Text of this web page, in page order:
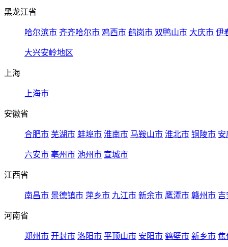
黑龙江省
哈尔滨市 齐齐哈尔市 鸡西市 鹤岗市 双鸭山市 大庆市 伊
大兴安岭地区
上海
上海市
安徽省
合肥市 芜湖市 蚌埠市 淮南市 马鞍山市 淮北市 铜陵市 安
六安市 亳州市 池州市 宣城市
江西省
南昌市 景德镇市 萍乡市 九江市 新余市 鹰潭市 赣州市 吉
河南省
郑州市 开封市 洛阳市 平顶山市 安阳市 鹤壁市 新乡市 焦